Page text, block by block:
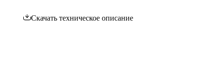
Скачать техническое описание